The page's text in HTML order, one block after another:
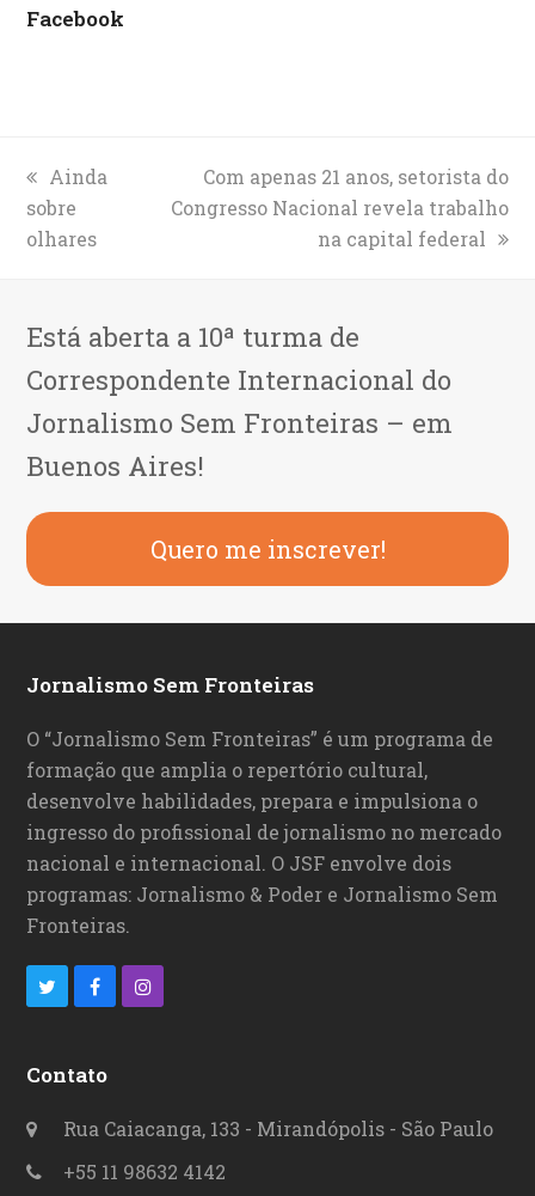
Facebook
previous
post:
Ainda
sobre
olhares
next
post:
Com apenas 21 anos, setorista do
Congresso Nacional revela trabalho
na capital federal
Está aberta a 10ª turma de
Correspondente Internacional do
Jornalismo Sem Fronteiras – em
Buenos Aires!
Quero me inscrever!
Jornalismo Sem Fronteiras
O “Jornalismo Sem Fronteiras” é um programa de
formação que amplia o repertório cultural,
desenvolve habilidades, prepara e impulsiona o
ingresso do profissional de jornalismo no mercado
nacional e internacional. O JSF envolve dois
programas: Jornalismo & Poder e Jornalismo Sem
Fronteiras.
i
c
I
Contato
Rua Caiacanga, 133 - Mirandópolis - São Paulo
+55 11 98632 4142